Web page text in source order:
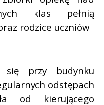
klas pełnią
rodzice uczniów
się przy budynku
odstępach
od kierującego